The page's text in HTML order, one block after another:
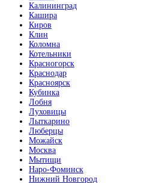
Калининград
Кашира
Киров
Клин
Коломна
Котельники
Красногорск
Краснодар
Красноярск
Кубинка
Лобня
Луховицы
Лыткарино
Люберцы
Можайск
Москва
Мытищи
Наро-Фоминск
Нижний Новгород